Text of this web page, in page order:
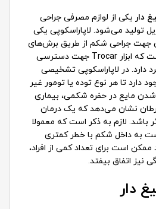
دار یکی از لوازم مصرفی جراحی
تولید می‌شود. لاپاراسکوپی یکی
جهت جراحی شکم از طریق برش‌های
کوچک بر روی پوست است که ابزار Trocar جهت دسترسی
دارد. در لاپاراسکوپی تشخیصی
دارد تا هر نوع توده یا تومور غیر
شدن مایع در حفره شکمی، بیماری
نشان می‌دهد که یک درمان
‌باشد. لازم به ذکر است که معمولا
به داخل شکم با خطر کمتری
است برای تعداد کمی از افراد،
نیز اتفاق بیفتد.
دار